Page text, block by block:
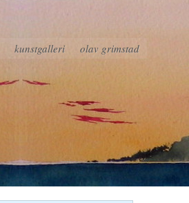
kunstgalleri olav grimstad